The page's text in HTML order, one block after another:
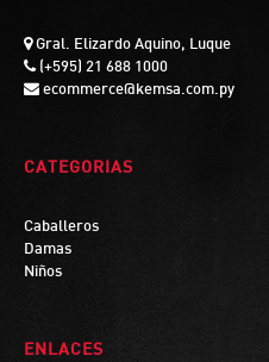
Gral. Elizardo Aquino, Luque
(+595) 21 688 1000
ecommerce@kemsa.com.py
CATEGORIAS
Caballeros
Damas
Niños
ENLACES